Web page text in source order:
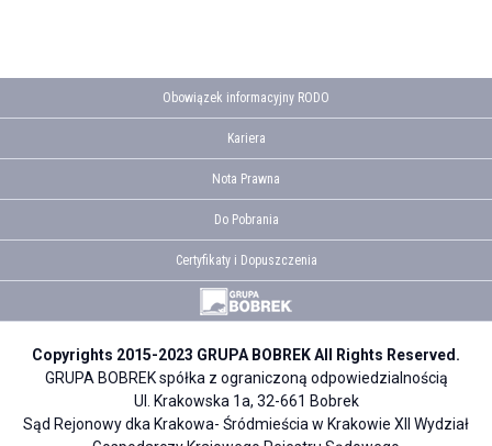
Obowiązek informacyjny RODO
Kariera
Nota Prawna
Do Pobrania
Certyfikaty i Dopuszczenia
Copyrights 2015-2023 GRUPA BOBREK All Rights Reserved.
GRUPA BOBREK spółka z ograniczoną odpowiedzialnością
Ul. Krakowska 1a, 32-661 Bobrek
Sąd Rejonowy dka Krakowa- Śródmieścia w Krakowie XII Wydział